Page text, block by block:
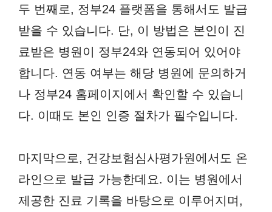
두 번째로, 정부24 플랫폼을 통해서도 발급
받을 수 있습니다. 단, 이 방법은 본인이 진
료받은 병원이 정부24와 연동되어 있어야
합니다. 연동 여부는 해당 병원에 문의하거
나 정부24 홈페이지에서 확인할 수 있습니
다. 이때도 본인 인증 절차가 필수입니다.
마지막으로, 건강보험심사평가원에서도 온
라인으로 발급 가능한데요. 이는 병원에서
제공한 진료 기록을 바탕으로 이루어지며,